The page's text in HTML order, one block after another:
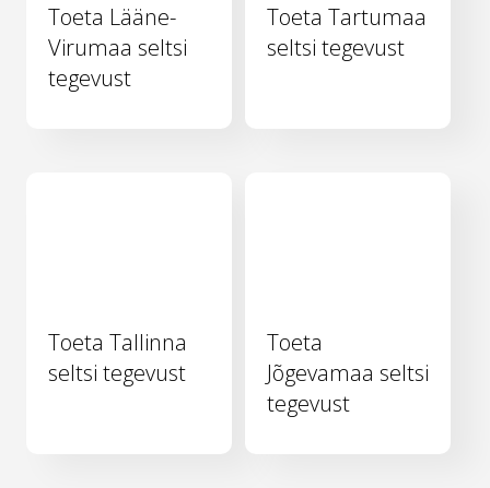
Toeta Lääne-
Virumaa seltsi
tegevust
Toeta Tartumaa
seltsi tegevust
Toeta Tallinna
seltsi tegevust
Toeta
Jõgevamaa seltsi
tegevust